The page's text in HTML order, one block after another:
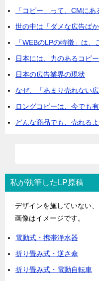
「コピー」って、CMに
世の中は「ダメな広告ば
「WEBのLPの特徴」は、
日本には、力のあるコピ
日本の広告業界の現状
なぜ、「あまり売れない
ロングコピーは、今でも
どんな商品でも、売れる
私が執筆したLP原稿
デザインを施していない、
画像はイメージです。
電動式・携帯浄水器
折り畳み式・逆さ傘
折り畳み式・電動自転車